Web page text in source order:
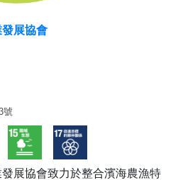
展協會
號
展協會致力於整合濱海農漁特